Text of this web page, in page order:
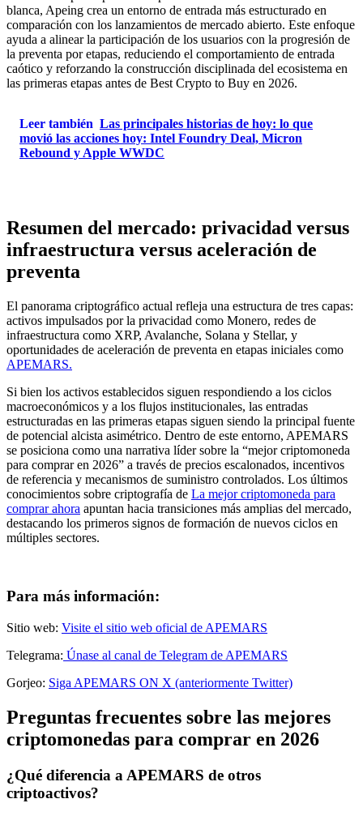
blanca, Apeing crea un entorno de entrada más estructurado en
comparación con los lanzamientos de mercado abierto. Este enfoque
ayuda a alinear la participación de los usuarios con la progresión de
la preventa por etapas, reduciendo el comportamiento de entrada
caótico y reforzando la construcción disciplinada del ecosistema en
las primeras etapas antes de Best Crypto to Buy en 2026.
Leer también Las principales historias de hoy: lo que
movió las acciones hoy: Intel Foundry Deal, Micron
Rebound y Apple WWDC
Resumen del mercado: privacidad versus
infraestructura versus aceleración de
preventa
El panorama criptográfico actual refleja una estructura de tres capas:
activos impulsados ​​por la privacidad como Monero, redes de
infraestructura como XRP, Avalanche, Solana y Stellar, y
oportunidades de aceleración de preventa en etapas iniciales como
APEMARS.
Si bien los activos establecidos siguen respondiendo a los ciclos
macroeconómicos y a los flujos institucionales, las entradas
estructuradas en las primeras etapas siguen siendo la principal fuente
de potencial alcista asimétrico. Dentro de este entorno, APEMARS
se posiciona como una narrativa líder sobre la “mejor criptomoneda
para comprar en 2026” a través de precios escalonados, incentivos
de referencia y mecanismos de suministro controlados. Los últimos
conocimientos sobre criptografía de La mejor criptomoneda para
comprar ahora apuntan hacia transiciones más amplias del mercado,
destacando los primeros signos de formación de nuevos ciclos en
múltiples sectores.
Para más información:
Sitio web: Visite el sitio web oficial de APEMARS
Telegrama: Únase al canal de Telegram de APEMARS
Gorjeo: Siga APEMARS ON X (anteriormente Twitter)
Preguntas frecuentes sobre las mejores
criptomonedas para comprar en 2026
¿Qué diferencia a APEMARS de otros
criptoactivos?